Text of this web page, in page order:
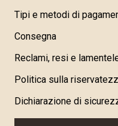
Tipi e metodi di
Consegna
Reclami, resi e
Politica sulla
Dichiarazione di